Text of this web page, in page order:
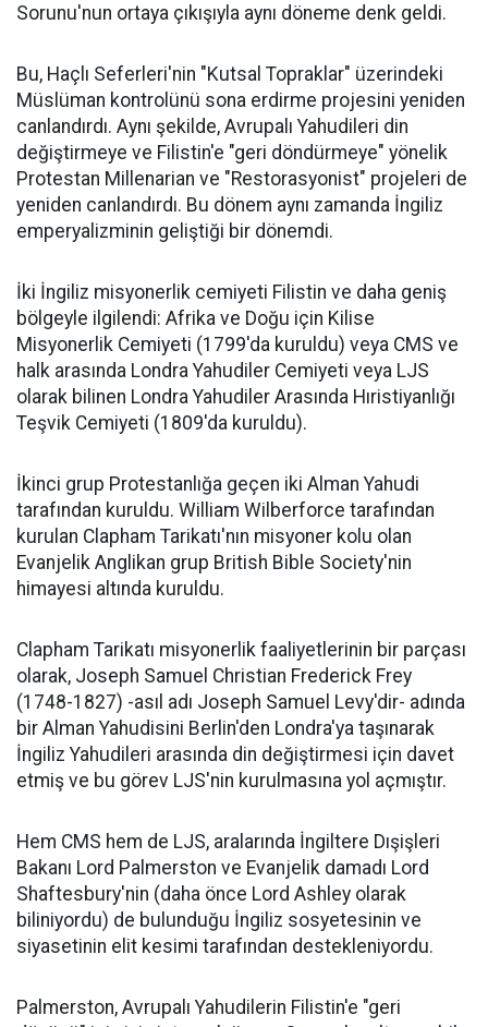
Sorunu'nun ortaya çıkışıyla aynı döneme denk geldi.
Bu, Haçlı Seferleri'nin "Kutsal Topraklar" üzerindeki
Müslüman kontrolünü sona erdirme projesini yeniden
canlandırdı. Aynı şekilde, Avrupalı Yahudileri din
değiştirmeye ve Filistin'e "geri döndürmeye" yönelik
Protestan Millenarian ve "Restorasyonist" projeleri de
yeniden canlandırdı. Bu dönem aynı zamanda İngiliz
emperyalizminin geliştiği bir dönemdi.
İki İngiliz misyonerlik cemiyeti Filistin ve daha geniş
bölgeyle ilgilendi: Afrika ve Doğu için Kilise
Misyonerlik Cemiyeti (1799'da kuruldu) veya CMS ve
halk arasında Londra Yahudiler Cemiyeti veya LJS
olarak bilinen Londra Yahudiler Arasında Hıristiyanlığı
Teşvik Cemiyeti (1809'da kuruldu).
İkinci grup Protestanlığa geçen iki Alman Yahudi
tarafından kuruldu. William Wilberforce tarafından
kurulan Clapham Tarikatı'nın misyoner kolu olan
Evanjelik Anglikan grup British Bible Society'nin
himayesi altında kuruldu.
Clapham Tarikatı misyonerlik faaliyetlerinin bir parçası
olarak, Joseph Samuel Christian Frederick Frey
(1748-1827) -asıl adı Joseph Samuel Levy'dir- adında
bir Alman Yahudisini Berlin'den Londra'ya taşınarak
İngiliz Yahudileri arasında din değiştirmesi için davet
etmiş ve bu görev LJS'nin kurulmasına yol açmıştır.
Hem CMS hem de LJS, aralarında İngiltere Dışişleri
Bakanı Lord Palmerston ve Evanjelik damadı Lord
Shaftesbury'nin (daha önce Lord Ashley olarak
biliniyordu) de bulunduğu İngiliz sosyetesinin ve
siyasetinin elit kesimi tarafından destekleniyordu.
Palmerston, Avrupalı Yahudilerin Filistin'e "geri